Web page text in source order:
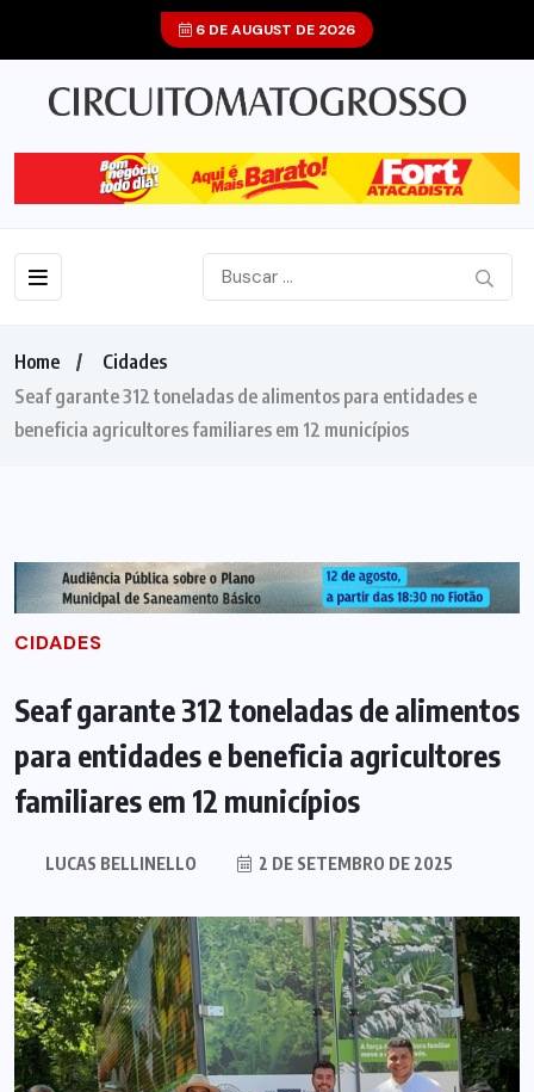
6 DE AUGUST DE 2026
Home
Cidades
Seaf garante 312 toneladas de alimentos para entidades e
beneficia agricultores familiares em 12 municípios
CIDADES
Seaf garante 312 toneladas de alimentos
para entidades e beneficia agricultores
familiares em 12 municípios
LUCAS BELLINELLO 2 DE SETEMBRO DE 2025